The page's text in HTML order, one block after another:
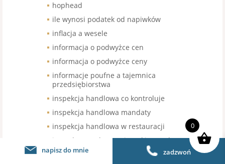
hophead
ile wynosi podatek od napiwków
inflacja a wesele
informacja o podwyżce cen
informacja o podwyżce ceny
informacje poufne a tajemnica
przedsiębiorstwa
inspekcja handlowa co kontroluje
inspekcja handlowa mandaty
inspekcja handlowa w restauracji
instruktor praktycznej nauki zawodu
jak długo przechowywać dane
napisz do mnie zadzwoń
0